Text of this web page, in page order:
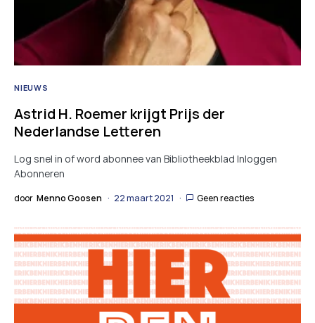
NIEUWS
Astrid H. Roemer krijgt Prijs der
Nederlandse Letteren
Log snel in of word abonnee van Bibliotheekblad Inloggen
Abonneren
door Menno Goosen 22 maart 2021 Geen reacties